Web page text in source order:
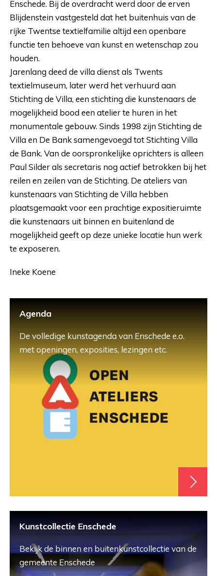
Enschede. Bij de overdracht werd door de erven
Blijdenstein vastgesteld dat het buitenhuis van de
rijke Twentse textielfamilie altijd een openbare
functie ten behoeve van kunst en wetenschap zou
houden.
Jarenlang deed de villa dienst als Twents
textielmuseum, later werd het verhuurd aan
Stichting de Villa, een stichting die kunstenaars de
mogelijkheid bood een atelier te huren in het
monumentale gebouw. Sinds 1998 zijn Stichting de
Villa en De Bank samengevoegd tot Stichting Villa
de Bank. Van de oorspronkelijke oprichters is alleen
Paul Silder als secretaris nog actief betrokken bij het
reilen en zeilen van de Stichting. De ateliers van
kunstenaars van Stichting de Villa hebben
plaatsgemaakt voor een prachtige expositieruimte
die kunstenaars uit binnen en buitenland de
mogelijkheid geeft op deze unieke locatie hun werk
te exposeren.
Ineke Koene
Agenda
De volledige kunstagenda van Enschede e.o.
met openingen, exposities, lezingen etc.
Kunstcollectie Enschede
Bekijk de binnen en buitenkunstcollectie van de
gemeente Enschede